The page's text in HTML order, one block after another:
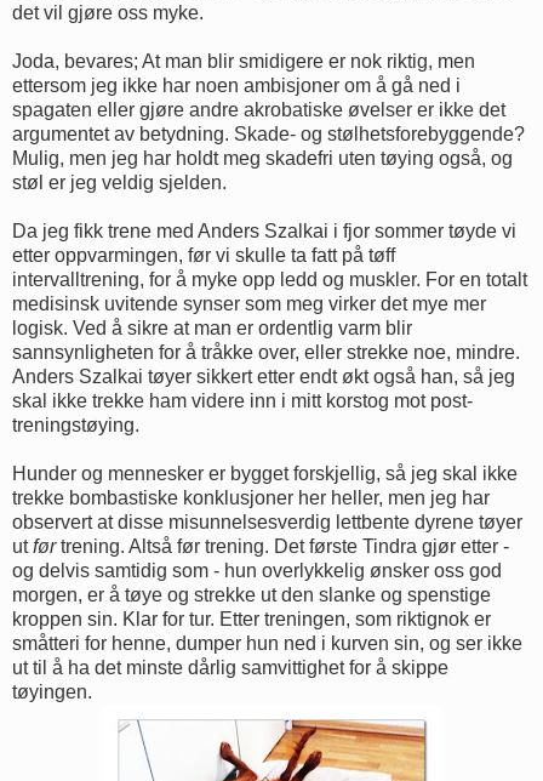
det vil gjøre oss myke.
Joda, bevares; At man blir smidigere er nok riktig, men
ettersom jeg ikke har noen ambisjoner om å gå ned i
spagaten eller gjøre andre akrobatiske øvelser er ikke det
argumentet av betydning. Skade- og stølhetsforebyggende?
Mulig, men jeg har holdt meg skadefri uten tøying også, og
støl er jeg veldig sjelden.
Da jeg fikk trene med Anders Szalkai i fjor sommer tøyde vi
etter oppvarmingen, før vi skulle ta fatt på tøff
intervalltrening, for å myke opp ledd og muskler. For en totalt
medisinsk uvitende synser som meg virker det mye mer
logisk. Ved å sikre at man er ordentlig varm blir
sannsynligheten for å tråkke over, eller strekke noe, mindre.
Anders Szalkai tøyer sikkert etter endt økt også han, så jeg
skal ikke trekke ham videre inn i mitt korstog mot post-
treningstøying.
Hunder og mennesker er bygget forskjellig, så jeg skal ikke
trekke bombastiske konklusjoner her heller, men jeg har
observert at disse misunnelsesverdig lettbente dyrene tøyer
utførtrening. Altså før trening. Det første Tindra gjør etter -
og delvis samtidig som - hun overlykkelig ønsker oss god
morgen, er å tøye og strekke ut den slanke og spenstige
kroppen sin. Klar for tur. Etter treningen, som riktignok er
småtteri for henne, dumper hun ned i kurven sin, og ser ikke
ut til å ha det minste dårlig samvittighet for å skippe
tøyingen.